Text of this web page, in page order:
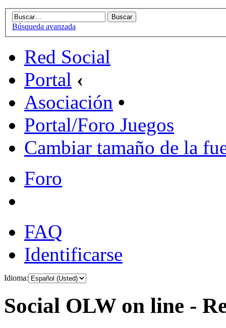
Búsqueda avanzada
Red Social
Portal ‹
Asociación •
Portal/Foro Juegos
Cambiar tamaño de la
Foro
FAQ
Identificarse
Idioma:
Social OLW on line -